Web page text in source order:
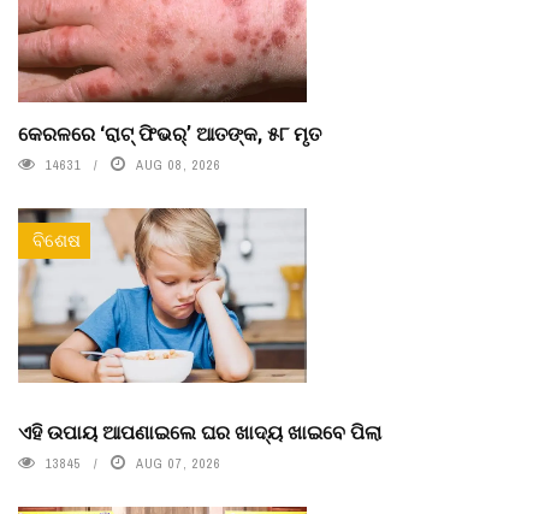
କେରଳରେ ‘ରାଟ୍ ଫିଭର୍’ ଆତଙ୍କ, ୫୮ ମୃତ
14631 AUG 08, 2026
ବିଶେଷ
ଏହି ଉପାୟ ଆପଣାଇଲେ ଘର ଖାଦ୍ୟ ଖାଇବେ ପିଲା
13845 AUG 07, 2026